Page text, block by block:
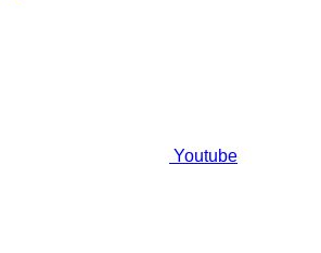
Youtube